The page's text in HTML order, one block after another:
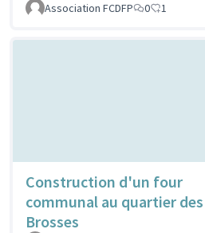
Association FCDFP
0 1
Construction d'un four
communal au quartier des
Brosses